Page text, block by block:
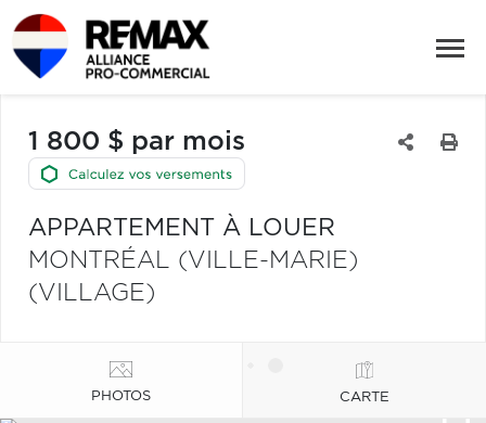
1 800 $ par mois
APPARTEMENT À LOUER
MONTRÉAL (VILLE-MARIE)
(VILLAGE)
PHOTOS CARTE